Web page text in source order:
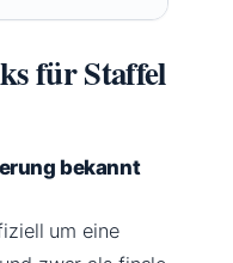
für Staffel
bekannt
um eine